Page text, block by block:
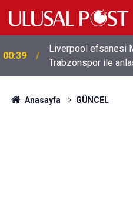
00:39
Liverpool efsanesi
Trabzonspor ile
Anasayfa GÜNCEL